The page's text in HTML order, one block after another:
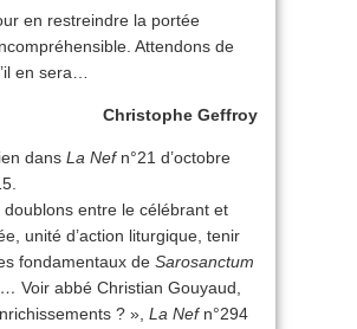
en restreindre la portée
Attendons de
en sera…
Christophe Geffroy
dans La Nefn°21 d’octobre
doublons entre le célébrant et
unité d’action liturgique, tenir
fondamentaux de Sarosanctum
Voir abbé Christian Gouyaud,
? », La Nefn°294